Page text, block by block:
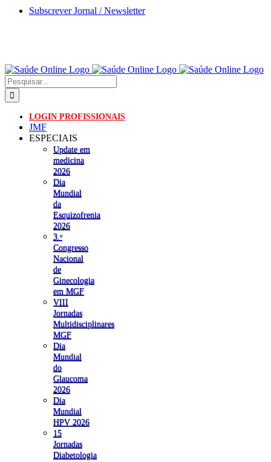
Skip
Subscrever Jornal / Newsletter
Pesquisar
LOGIN PROFISSIONAIS
JMF
ESPECIAIS
Update em
medicina
2026
Dia
Mundial
da
Esquizofrenia
2026
3.ᵒ
Congresso
Nacional
de
Ginecologia
em MGF
VIII
Jornadas
Multidisciplinares
MGF
Dia
Mundial
do
Glaucoma
2026
Dia
Mundial
HPV 2026
15
Jornadas
Diabetologia